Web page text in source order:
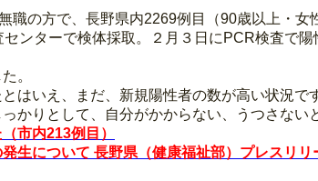
職の方で、長野県内2269例目（90歳以上・女
ンターで検体採取。２月３日にPCR検査で陽
。
はいえ、まだ、新規陽性者の数が高い状況で
かりとして、自分がかからない、うつさない
市内213例目）
生について 長野県（健康福祉部）プレスリ